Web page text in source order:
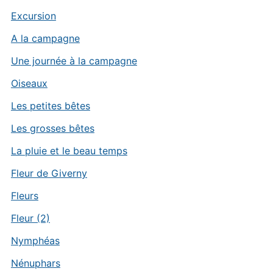
Excursion
A la campagne
Une journée à la campagne
Oiseaux
Les petites bêtes
Les grosses bêtes
La pluie et le beau temps
Fleur de Giverny
Fleurs
Fleur (2)
Nymphéas
Nénuphars